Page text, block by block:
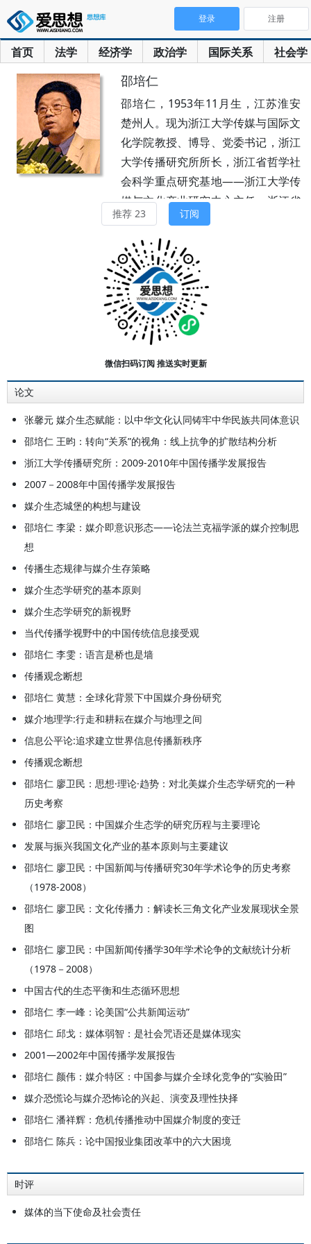
首页 法学 经济学 政治学 国际关系 社会学
登录 注册
邵培仁
邵培仁，1953年11月生，江苏淮安
楚州人。现为浙江大学传媒与国际文
化学院教授、博导、党委书记，浙江
大学传播研究所所长，浙江省哲学社
会科学重点研究基地——浙江大学传
媒与文化产业研究中心主任，浙江省
文化产业重点研究基地——浙江省娱
乐与创意产业研究中心主任，浙江大
学对外宣传领导小组副组长，浙江省
传播学重点学科学术带头人，《中国
传媒报告》杂志总编辑，《中国娱乐
与创意产业蓝皮书》主编，中国传播
学会副会长，中国传媒经济学会副会
长，浙江省传播学会会长，浙江省会
著作多种。
推荐 23 订阅
微信扫码订阅 推送实时更新
论文
张馨元 媒介生态赋能：以中华文化认同铸牢中华民族共同体意识
邵培仁 王昀：转向“关系”的视角：线上抗争的扩散结构分析
浙江大学传播研究所：2009-2010年中国传播学发展报告
2007－2008年中国传播学发展报告
媒介生态城堡的构想与建设
邵培仁 李梁：媒介即意识形态——论法兰克福学派的媒介控制思
想
传播生态规律与媒介生存策略
媒介生态学研究的基本原则
媒介生态学研究的新视野
当代传播学视野中的中国传统信息接受观
邵培仁 李雯：语言是桥也是墙
传播观念断想
邵培仁 黄慧：全球化背景下中国媒介身份研究
媒介地理学:行走和耕耘在媒介与地理之间
信息公平论:追求建立世界信息传播新秩序
传播观念断想
邵培仁 廖卫民：思想·理论·趋势：对北美媒介生态学研究的一种
历史考察
邵培仁 廖卫民：中国媒介生态学的研究历程与主要理论
发展与振兴我国文化产业的基本原则与主要建议
邵培仁 廖卫民：中国新闻与传播研究30年学术论争的历史考察
（1978-2008）
邵培仁 廖卫民：文化传播力：解读长三角文化产业发展现状全景
图
邵培仁 廖卫民：中国新闻传播学30年学术论争的文献统计分析
（1978－2008）
中国古代的生态平衡和生态循环思想
邵培仁 李一峰：论美国“公共新闻运动”
邵培仁 邱戈：媒体弱智：是社会咒语还是媒体现实
2001—2002年中国传播学发展报告
邵培仁 颜伟：媒介特区：中国参与媒介全球化竞争的“实验田”
媒介恐慌论与媒介恐怖论的兴起、演变及理性抉择
邵培仁 潘祥辉：危机传播推动中国媒介制度的变迁
邵培仁 陈兵：论中国报业集团改革中的六大困境
时评
媒体的当下使命及社会责任